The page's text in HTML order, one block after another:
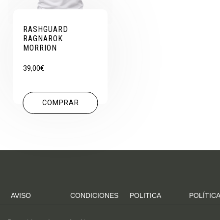
RASHGUARD
RAGNAROK
MORRION
39,00€
COMPRAR
AVISO
CONDICIONES
POLITICA
POLÍTICA